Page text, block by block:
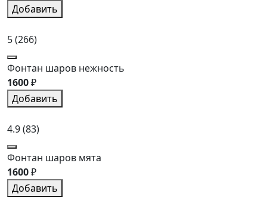
Добавить
5(266)
Фонтан шаров нежность
1600₽
Добавить
4.9(83)
Фонтан шаров мята
1600₽
Добавить